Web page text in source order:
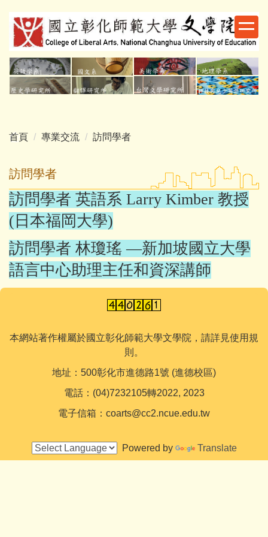
到
主
要
內
容
區
首頁 專業交流 訪問學者
訪問學者
訪問學者 英語系 Larry Kimber 教授
(日本福岡大學)
訪問學者 林瓊瑤 —新加坡國立大學
語言中心助理主任和資深講師
本網站著作權屬於國立彰化師範大學文學院，請詳見使用規
則。
地址：500彰化市進德路1號 (進德校區)
電話：(04)7232105轉2022, 2023
電子信箱：coarts@cc2.ncue.edu.tw
Powered by Translate